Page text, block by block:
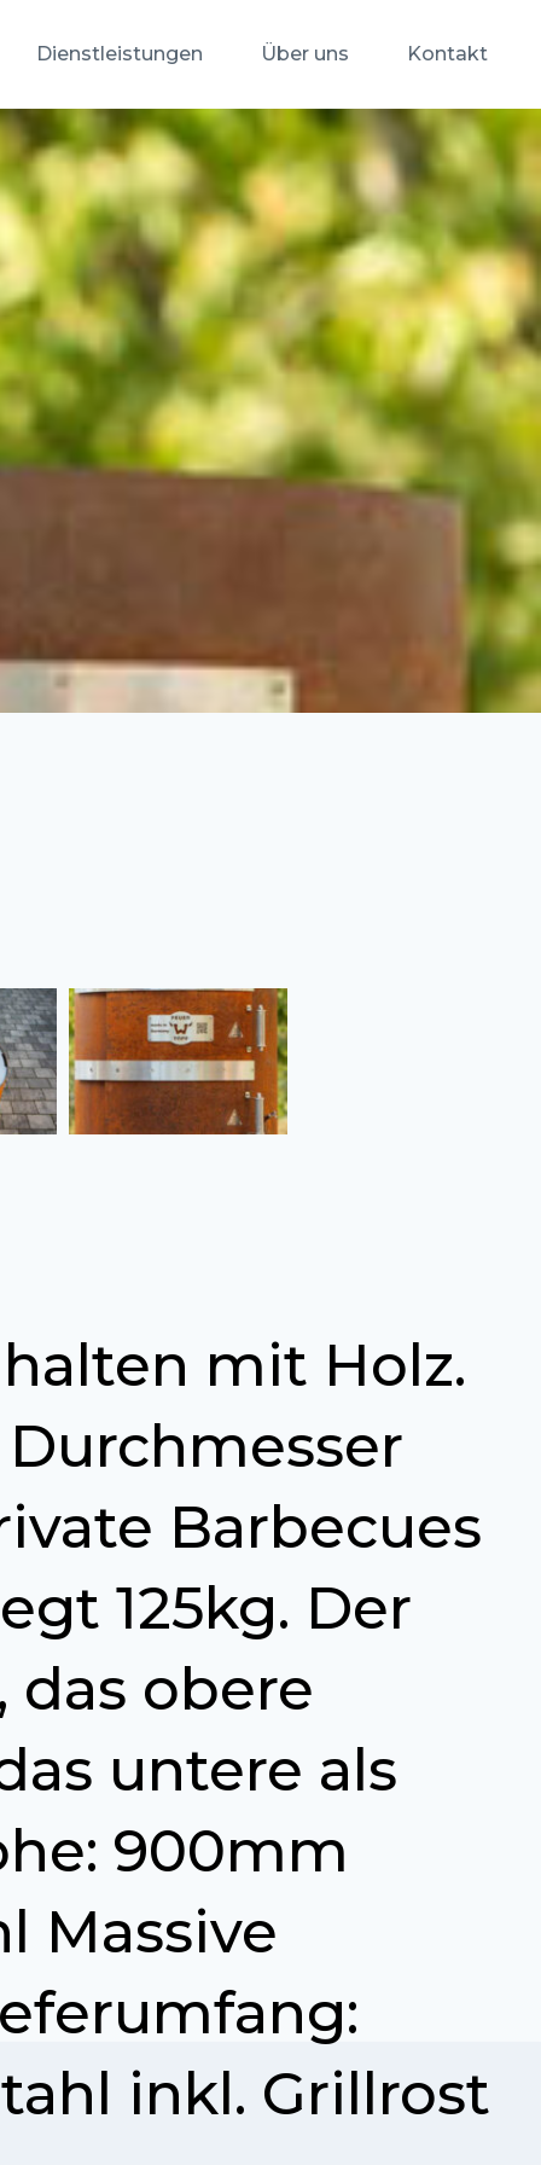
Dienstleistungen Über uns Kontakt
mit Holz.
Barbecues
125kg. Der
das obere
untere als
900mm
Massive
inkl. Grillrost